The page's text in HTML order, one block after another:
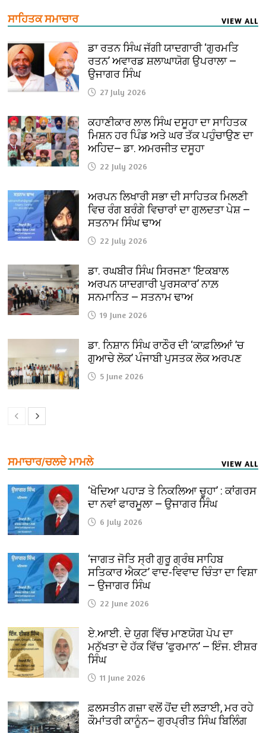
ਸਾਹਿਤਕ ਸਮਾਚਾਰ VIEW ALL
ਡਾ ਰਤਨ ਸਿੰਘ ਜੱਗੀ ਯਾਦਗਾਰੀ ‘ਗੁਰਮਤਿ
ਰਤਨ’ ਅਵਾਰਡ ਸ਼ਲਾਘਾਯੋਗ ਉਪਰਾਲਾ —
ਉਜਾਗਰ ਸਿੰਘ
27 July 2026
ਕਹਾਣੀਕਾਰ ਲਾਲ ਸਿੰਘ ਦਸੂਹਾ ਦਾ ਸਾਹਿਤਕ
ਮਿਸ਼ਨ ਹਰ ਪਿੰਡ ਅਤੇ ਘਰ ਤੱਕ ਪਹੁੰਚਾਉਣ ਦਾ
ਅਹਿਦ— ਡਾ. ਅਮਰਜੀਤ ਦਸੂਹਾ
22 July 2026
ਅਰਪਨ ਲਿਖਾਰੀ ਸਭਾ ਦੀ ਸਾਹਿਤਕ ਮਿਲਣੀ
ਵਿਚ ਰੰਗ ਬਰੰਗੇ ਵਿਚਾਰਾਂ ਦਾ ਗੁਲਦਤਾ ਪੇਸ਼ —
ਸਤਨਾਮ ਸਿੰਘ ਢਾਅ
22 July 2026
ਡਾ. ਰਘਬੀਰ ਸਿੰਘ ਸਿਰਜਣਾ ‘ਇਕਬਾਲ
ਅਰਪਨ ਯਾਦਗਾਰੀ ਪੁਰਸਕਾਰ’ ਨਾਲ਼
ਸਨਮਾਨਿਤ — ਸਤਨਾਮ ਢਾਅ
19 June 2026
ਡਾ. ਨਿਸ਼ਾਨ ਸਿੰਘ ਰਾਠੌਰ ਦੀ ‘ਕਾਫ਼ਲਿਆਂ ’ਚ
ਗੁਆਚੇ ਲੋਕ’ ਪੰਜਾਬੀ ਪੁਸਤਕ ਲੋਕ ਅਰਪਣ
5 June 2026
ਸਮਾਚਾਰ/ਚਲਦੇ ਮਾਮਲੇ VIEW ALL
‘ਖੋਦਿਆ ਪਹਾੜ ਤੇ ਨਿਕਲਿਆ ਚੂਹਾ’ : ਕਾਂਗਰਸ
ਦਾ ਨਵਾਂ ਫਾਰਮੂਲਾ — ਉਜਾਗਰ ਸਿੰਘ
6 July 2026
‘ਜਾਗਤ ਜੋਤਿ ਸ੍ਰੀ ਗੁਰੂ ਗ੍ਰੰਥ ਸਾਹਿਬ
ਸਤਿਕਾਰ ਐਕਟ’ ਵਾਦ-ਵਿਵਾਦ ਚਿੰਤਾ ਦਾ ਵਿਸ਼ਾ
— ਉਜਾਗਰ ਸਿੰਘ
22 June 2026
ਏ.ਆਈ. ਦੇ ਯੁਗ ਵਿੱਚ ਮਾਣਯੋਗ ਪੋਪ ਦਾ
ਮਨੁੱਖਤਾ ਦੇ ਹੱਕ ਵਿੱਚ ‘ਫੁਰਮਾਨ’ — ਇੰਜ. ਈਸ਼ਰ
ਸਿੰਘ
11 June 2026
ਫ਼ਲਸਤੀਨ ਗਜ਼ਾ ਵਲੋਂ ਹੋਂਦ ਦੀ ਲੜਾਈ, ਮਰ ਰਹੇ
ਕੌਮਾਂਤਰੀ ਕਾਨੂੰਨ— ਗੁਰਪ੍ਰੀਤ ਸਿੰਘ ਬਿਲਿੰਗ